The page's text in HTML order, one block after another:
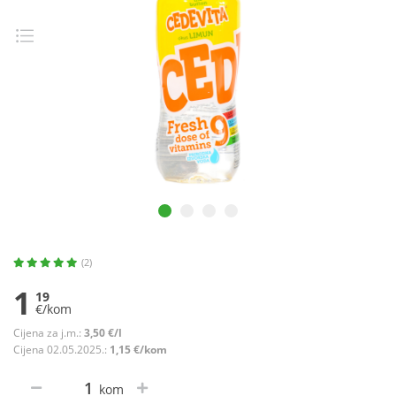
(2)
1 19
€/kom
Cijena za j.m.: 3,50 €/l
Cijena 02.05.2025.: 1,15 €/kom
kom